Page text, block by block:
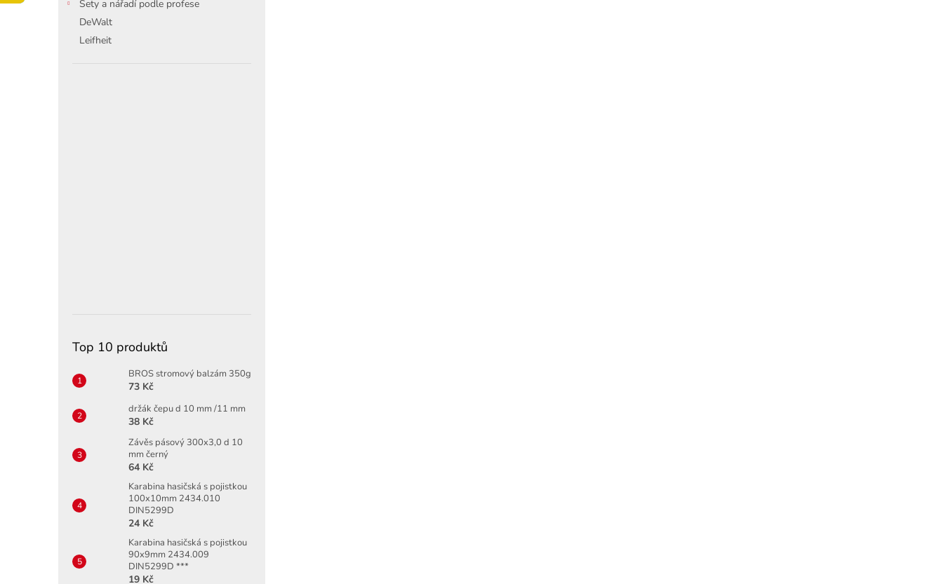
Sety a nářadí podle profese
DeWalt
Leifheit
Top 10 produktů
BROS stromový balzám 350g
73 Kč
držák čepu d 10 mm /11 mm
38 Kč
Závěs pásový 300x3,0 d 10
mm černý
64 Kč
Karabina hasičská s pojistkou
100x10mm 2434.010
DIN5299D
24 Kč
Karabina hasičská s pojistkou
90x9mm 2434.009
DIN5299D ***
19 Kč